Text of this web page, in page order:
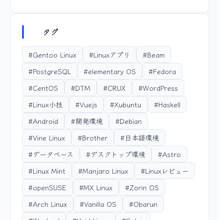
タグ
#Gentoo Linux #Linuxアプリ
#Beam
#PostgreSQL
#elementary OS
#Fedora
#CentOS
#DTM #CRUX
#WordPress
#Linux小技
#Vuejs #Xubuntu
#Haskell
#Android
#開発環境
#Debian
#Vine Linux
#Brother
#日本語環境
#データベース
#デスクトップ環境
#Astro
#Linux Mint
#Manjaro Linux
#Linuxレビュー
#openSUSE
#MX Linux
#Zorin OS
#Arch Linux
#Vanilla OS
#Obarun